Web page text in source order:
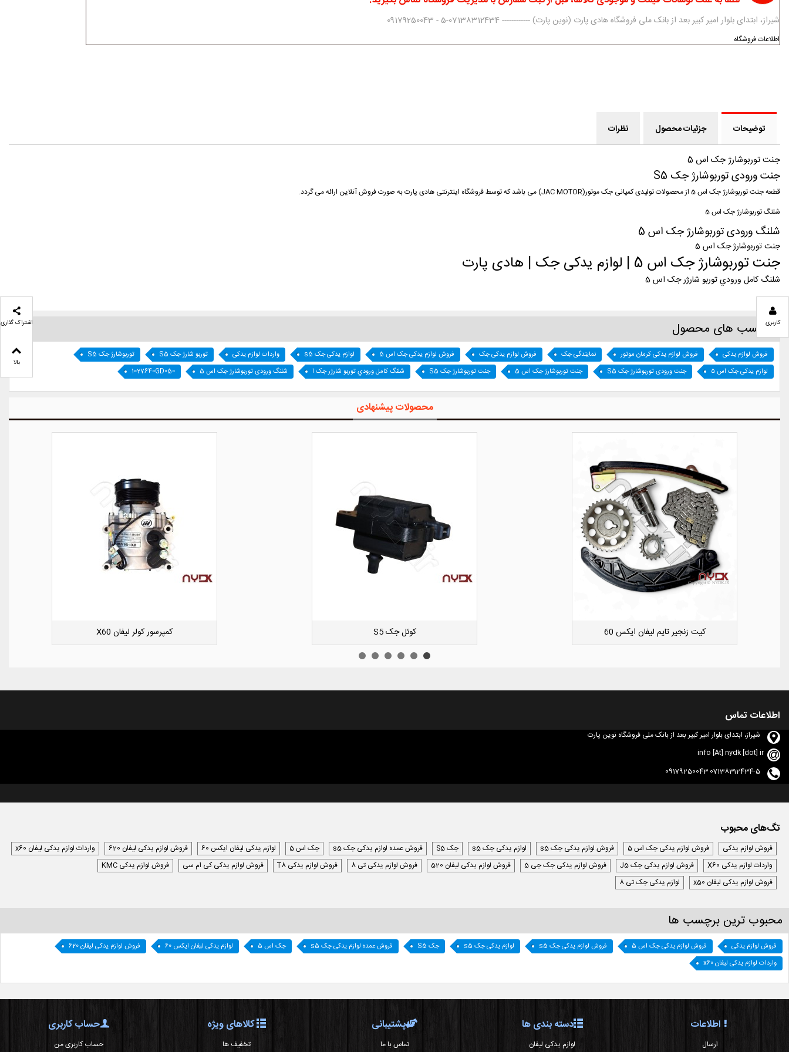
شیراز، ابتدای بلوار امیر کبیر بعد از بانک ملی فروشگاه هادی پارت (نوین پارت) ------------ 07138312434-5 - 09179250043
اطلاعات فروشگاه
توضیحات جزئیات محصول نظرات
جنت توربوشارژ جک اس 5
جنت ورودی توربوشارژ جک S5
قطعه جنت توربوشارژ جک اس 5 از محصولات تولیدی کمپانی جک موتور(JAC MOTOR) می باشد که توسط فروشگاه اینترنتی هادی پارت به صورت فروش آنلاین ارائه می گردد.
شلنگ توربوشارژ جک اس 5
شلنگ ورودی توربوشارژ جک اس 5
جنت توربوشارژ جک اس 5
جنت توربوشارژ جک اس 5 | لوازم یدکی جک | هادی پارت
شلنگ کامل ورودي توربو شارژر جک اس 5
برچسب های محصول
فروش لوازم یدکی فروش لوازم یدکی کرمان موتور نمایندگی جک فروش لوازم یدکی جک فروش لوازم یدکی جک اس 5 لوازم یدکی جک s5 واردات لوازم یدکی توربو شارژ جک S5
توربوشارژ جک S5
لوازم یدکی جک اس ۵
جنت ورودی توربوشارژ جک S5 جنت توربوشارژ جک اس 5 جنت توربوشارژ جک S5 شلنگ کامل ورودي توربو شارژر جک ا شلنگ ورودی توربوشارژ جک اس 5 1027640GD050
محصولات پیشنهادی
دوست داشتن
کشویی کوچک سپر عقب راست لیفان ایکس 50 دوست داشتن
کیت زنجیر تایم لیفان ایکس 60 دوست داشتن
کوئل جک S5
اطلاعات تماس
شیراز، ابتدای بلوار امیر کبیر بعد از بانک ملی فروشگاه نوین پارت
info [At] nydk [dot] ir
07138312434-5 09179250043
تگ‌های محبوب
فروش لوازم یدکی فروش لوازم یدکی جک اس 5 فروش لوازم یدکی جک s5 لوازم یدکی جک s5 جک S5 فروش عمده لوازم یدکی جک s5 جک اس 5 لوازم یدکی لیفان ایکس 60 فروش لوازم یدکی لیفان 620
واردات لوازم یدکی لیفان x60
واردات لوازم یدکی X60
فروش لوازم یدکی جک J5 فروش لوازم یدکی جک جی 5 فروش لوازم یدکی لیفان 520 فروش لوازم یدکی تی 8 فروش لوازم یدکی T8 فروش لوازم یدکی کی ام سی
فروش لوازم یدکی KMC
فروش لوازم یدکی لیفان x50
لوازم یدکی جک تی 8
محبوب ترین برچسب ها
فروش لوازم یدکی فروش لوازم یدکی جک اس 5 فروش لوازم یدکی جک s5 لوازم یدکی جک s5 جک S5 فروش عمده لوازم یدکی جک s5 جک اس 5 لوازم یدکی لیفان ایکس 60
فروش لوازم یدکی لیفان 620
واردات لوازم یدکی لیفان x60
اطلاعات
ارسال
دسته بندی ها
لوازم یدکی لیفان
پشتیبانی
تماس با ما
کالاهای ویژه
تخفیف ها
حساب کاربری
حساب کاربری من
کاربری اشتراک گذاری
بالا